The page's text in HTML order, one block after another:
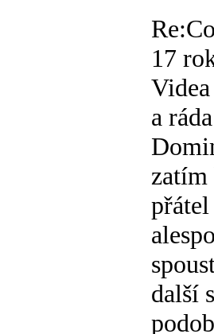
17
a
zatím
další